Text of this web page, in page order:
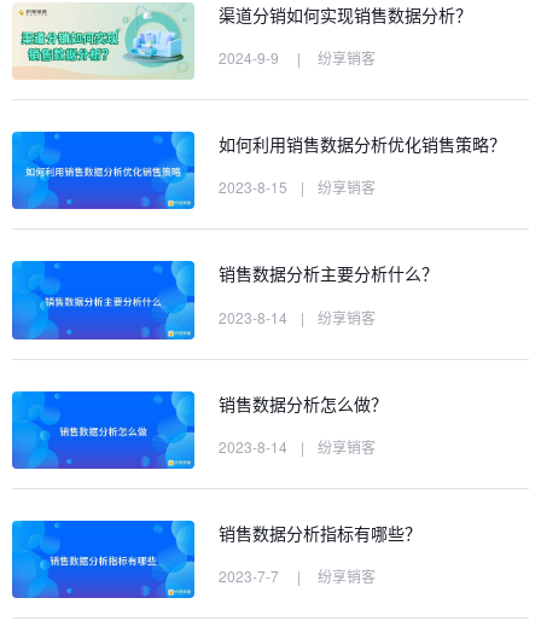
渠道分销如何实现销售数据分析？
2024-9-9 | 纷享销客
如何利用销售数据分析优化销售策略？
2023-8-15 | 纷享销客
销售数据分析主要分析什么？
2023-8-14 | 纷享销客
销售数据分析怎么做？
2023-8-14 | 纷享销客
销售数据分析指标有哪些？
2023-7-7 | 纷享销客